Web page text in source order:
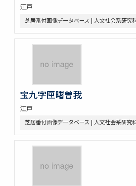
江戸
芝居番付画像データベース | 人文社会系研究
宝九字匣曙曽我
江戸
芝居番付画像データベース | 人文社会系研究